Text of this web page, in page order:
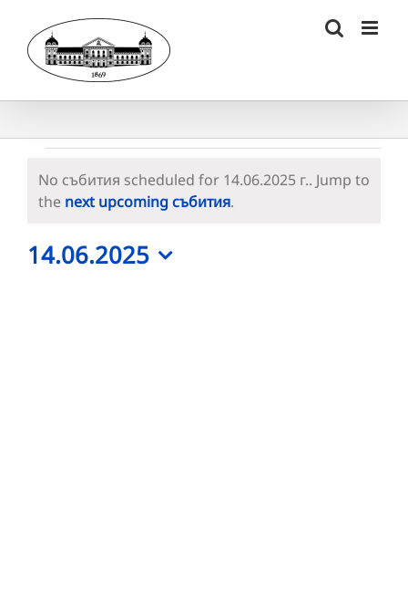
content
Събития
for
14.06.2025
г.
Notice
No събития scheduled for 14.06.2025 г.. Jump to
the next upcoming събития.
14.06.2025